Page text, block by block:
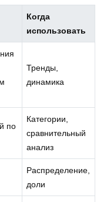
Когда
использовать
Тренды,
динамика
по
Категории,
сравнительный
анализ
Распределение,
доли